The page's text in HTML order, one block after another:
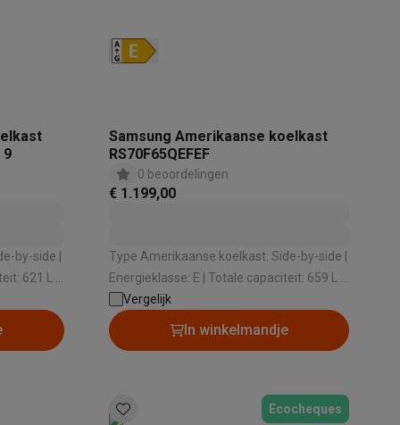
9
by-side |
Samsung Amerikaanse koelkast
RS70F65QEFEF
0 beoordelingen
€ 1.199,00
Type Amerikaanse koelkast: Side-by-side |
Energieklasse: E | Totale capaciteit: 659 L |
Vergelijk
In winkelmandje
Ecocheques